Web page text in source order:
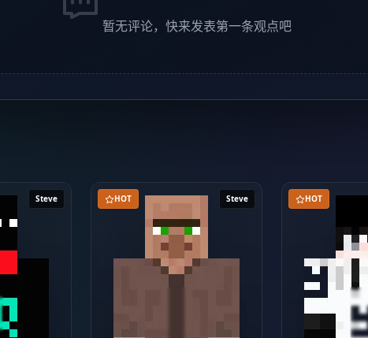
暂无评论，快来发表第一条观点吧
Steve Steve
HOT HOT